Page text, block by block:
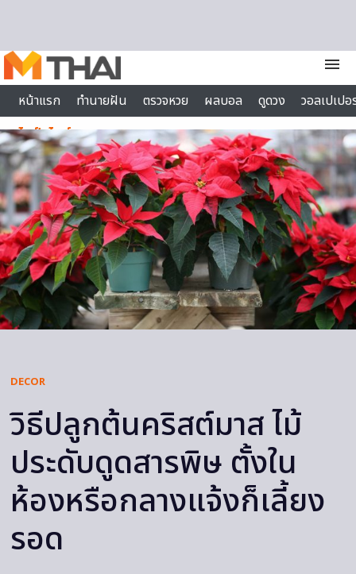
menu
หน้าแรก
ทำนายฝัน ตรวจหวย ผลบอล ดูดวง
วอลเปเป
ไลฟ์สไตล์
DECOR
วิธีปลูกต้นคริสต์มาส ไม้
ประดับดูดสารพิษ ตั้งใน
ห้องหรือกลางแจ้งก็เลี้ยง
รอด